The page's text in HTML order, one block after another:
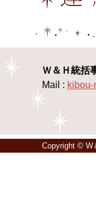
Ｗ＆Ｈ統括
Mail :
Copyright © W